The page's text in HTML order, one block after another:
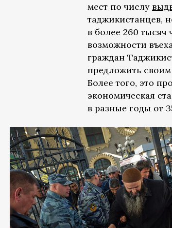
мест по числу
таджикистанцев,
в более 260 тысяч
возможности
граждан
предложить
Более того, это
экономическая
в разные годы от